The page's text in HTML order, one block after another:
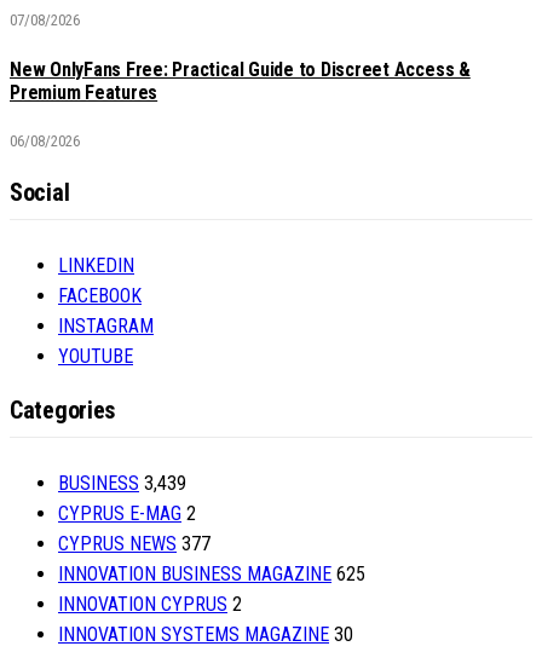
07/08/2026
New OnlyFans Free: Practical Guide to Discreet Access &
Premium Features
06/08/2026
Social
LINKEDIN
FACEBOOK
INSTAGRAM
YOUTUBE
Categories
BUSINESS 3,439
CYPRUS E-MAG 2
CYPRUS NEWS 377
INNOVATION BUSINESS MAGAZINE 625
INNOVATION CYPRUS 2
INNOVATION SYSTEMS MAGAZINE 30